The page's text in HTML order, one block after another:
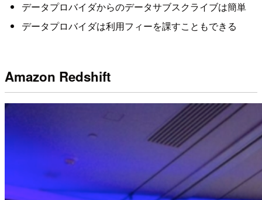
データプロバイダからのデータサブスクライブは簡単
データプロバイダは利用フィーを課すこともできる
Amazon Redshift